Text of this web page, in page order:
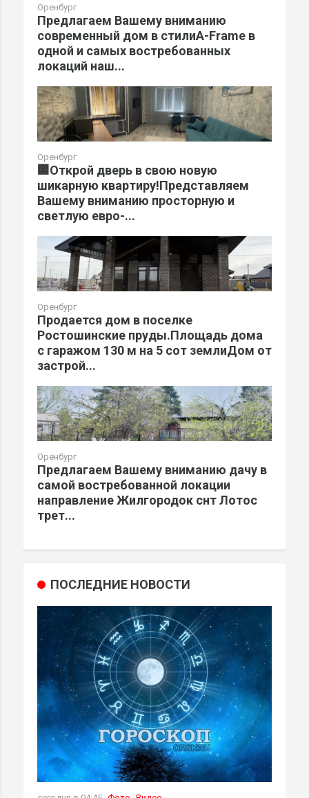
Оренбург
Предлагаем Вашему вниманию
современный дом в стилиA-Frame в
одной и самых востребованных
локаций наш...
Оренбург
🏢Открой дверь в свою новую
шикарную квартиру!Представляем
Вашему вниманию просторную и
светлую евро-...
Оренбург
Продается дом в поселке
Ростошинские пруды.Площадь дома
с гаражом 130 м на 5 сот землиДом от
зaстрoй...
Оренбург
Предлагаем Вашему вниманию дачу в
самой востребованной локации
направление Жилгородок снт Лотос
трет...
ПОСЛЕДНИЕ НОВОСТИ